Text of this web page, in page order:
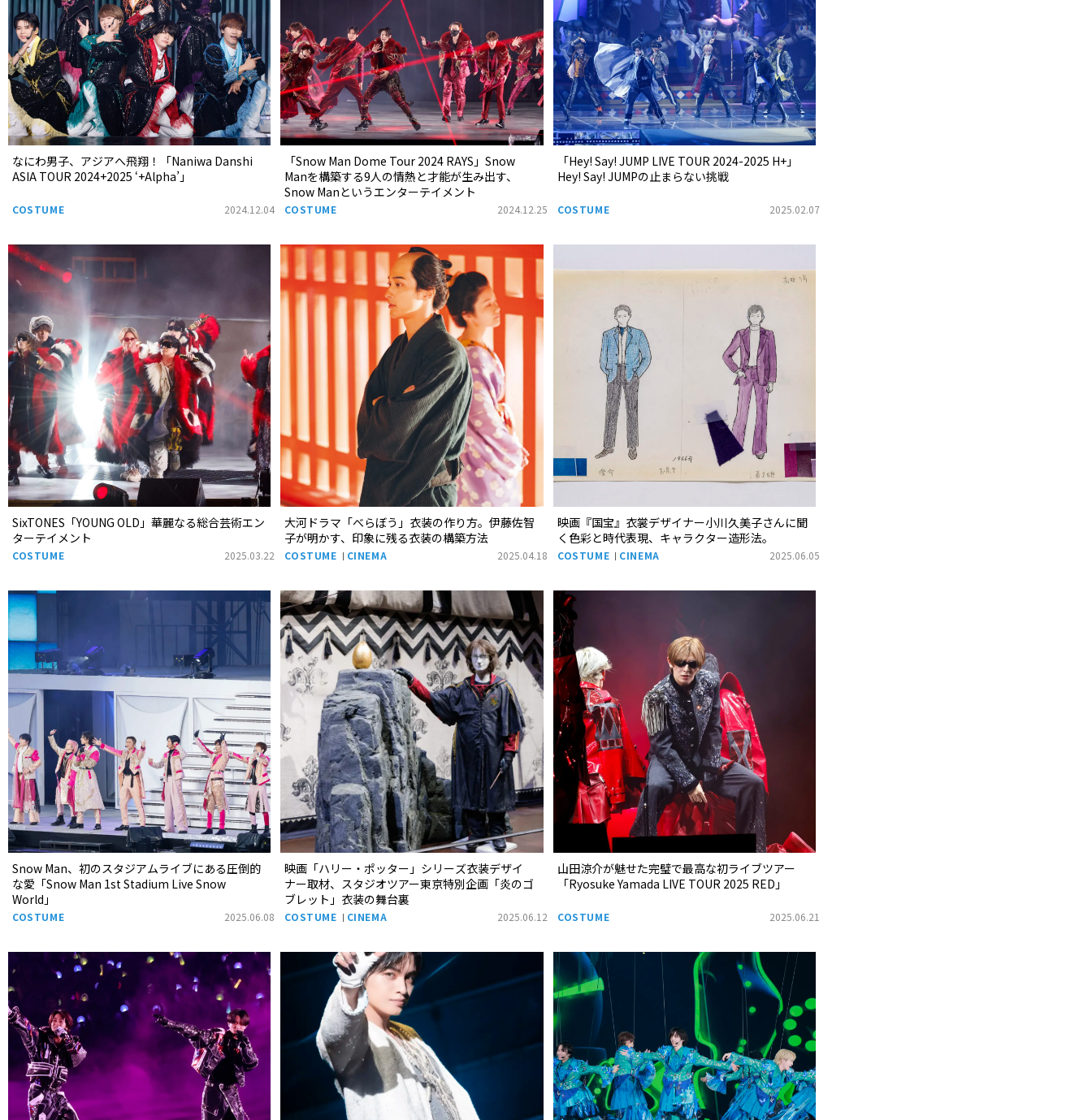
なにわ男子、アジアへ飛翔！「Naniwa Danshi
ASIA TOUR 2024+2025 ‘+Alpha’」
COSTUME 2024.12.04
「Snow Man Dome Tour 2024 RAYS」Snow
Manを構築する9人の情熱と才能が生み出す、
Snow Manというエンターテイメント
COSTUME 2024.12.25
「Hey! Say! JUMP LIVE TOUR 2024-2025 H+」
Hey! Say! JUMPの止まらない挑戦
COSTUME 2025.02.07
SixTONES「YOUNG OLD」華麗なる総合芸術エン
ターテイメント
COSTUME 2025.03.22
大河ドラマ「べらぼう」衣装の作り方。伊藤佐智
子が明かす、印象に残る衣装の構築方法
COSTUME CINEMA 2025.04.18
映画『国宝』衣裳デザイナー小川久美子さんに聞
く色彩と時代表現、キャラクター造形法。
COSTUME CINEMA 2025.06.05
Snow Man、初のスタジアムライブにある圧倒的
な愛「Snow Man 1st Stadium Live Snow
World」
COSTUME 2025.06.08
映画「ハリー・ポッター」シリーズ衣装デザイ
ナー取材、スタジオツアー東京特別企画「炎のゴ
ブレット」衣装の舞台裏
COSTUME CINEMA 2025.06.12
山田涼介が魅せた完璧で最高な初ライブツアー
「Ryosuke Yamada LIVE TOUR 2025 RED」
COSTUME 2025.06.21